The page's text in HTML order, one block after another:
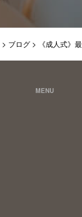
> ブログ > 《成人式》
MENU